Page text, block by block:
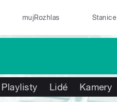
mujRozhlas Stanice
Playlisty Lidé Kamery